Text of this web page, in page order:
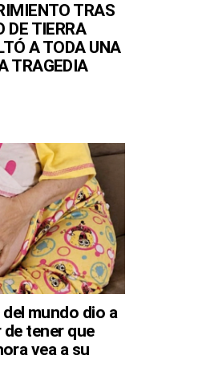
TRAS
DE TIERRA
A TODA UNA
TRAGEDIA
mundo dio a
de tener que
vea a su